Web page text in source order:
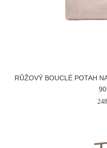
RŮŽOVÝ BOUCLÉ POTAH